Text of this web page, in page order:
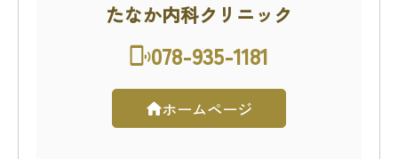
たなか内科クリニック
078-935-1181
ホームページ